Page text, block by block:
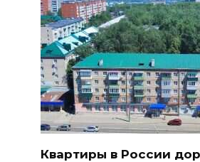
Квартиры в России